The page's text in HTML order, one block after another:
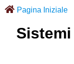
Pagina Iniziale